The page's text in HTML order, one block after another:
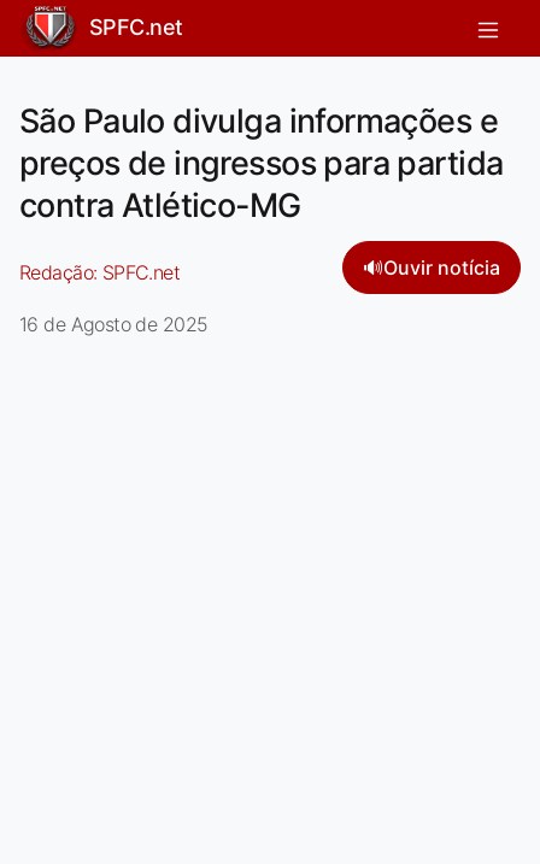
SPFC.net
São Paulo divulga informações e
preços de ingressos para partida
contra Atlético-MG
Redação: SPFC.net 🔊Ouvir notícia
16 de Agosto de 2025